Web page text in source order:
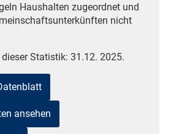
Haushalten zugeordnet und
nicht
Statistik: 31.12. 2025.
ansehen